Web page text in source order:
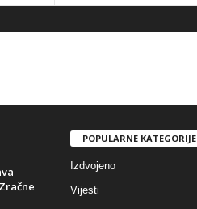
POPULARNE KATEGORIJE
Izdvojeno
Vijesti